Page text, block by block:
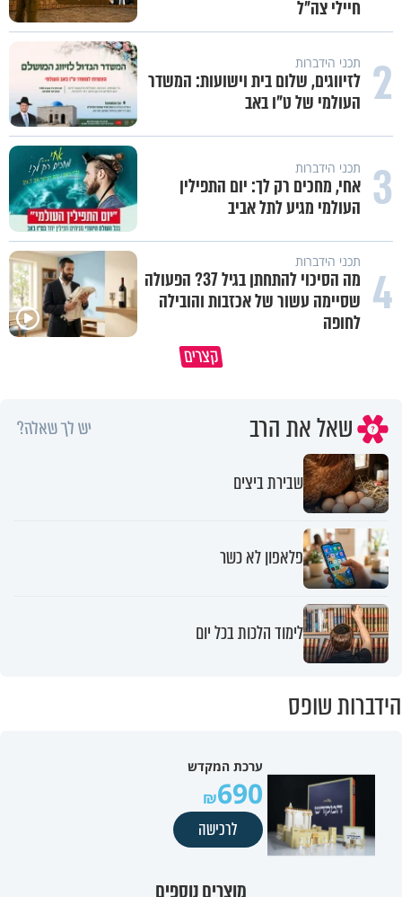
חיילי צה"ל
2 תכני הידברות
לזיווגים, שלום בית וישועות: המשדר
העולמי של ט"ו באב
3 תכני הידברות
אחי, מחכים רק לך: יום התפילין
העולמי מגיע לתל אביב
4 תכני הידברות
מה הסיכוי להתחתן בגיל 37? הפעולה
שסיימה עשור של אכזבות והובילה
לחופה
קצרים
שאל את הרב יש לך שאלה?
שבירת ביצים
פלאפון לא כשר
לימוד הלכות בכל יום
הידברות שופס
ערכת המקדש
690
לרכישה
מוצרים נוספים